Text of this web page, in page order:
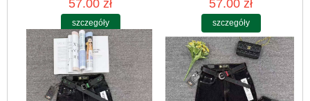
57.00 zł
szczegóły
57.00 zł
szczegóły